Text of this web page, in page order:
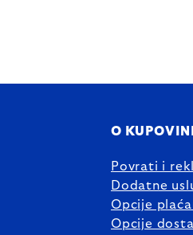
O KUPOVINI
Povrati i
Dodatne
Opcije
Opcije